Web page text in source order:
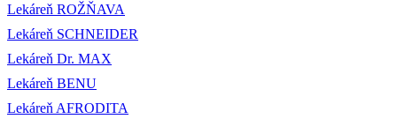
Lekáreň ROŽŇAVA
Lekáreň SCHNEIDER
Lekáreň Dr. MAX
Lekáreň BENU
Lekáreň AFRODITA